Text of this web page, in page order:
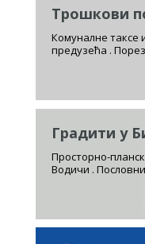
Трошкови
Комуналне таксе
предузећа .
Градити у
Просторно-
Водичи .